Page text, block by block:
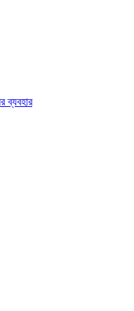
ব্যবহার